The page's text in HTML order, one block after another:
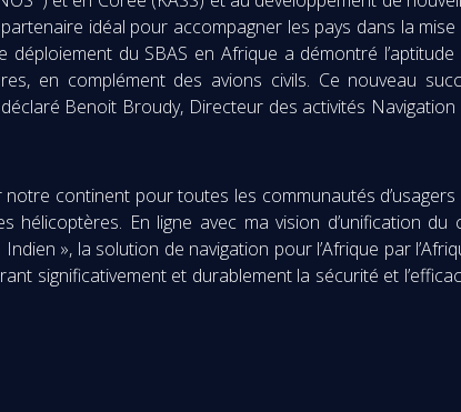
idéal pour accompagner les pays dans la mise
du SBAS en Afrique a démontré l’aptitude
en complément des avions civils. Ce nouveau
Benoit Broudy, Directeur des activités Navigation
notre continent pour toutes les communautés d’usagers
hélicoptères. En ligne avec ma vision d’unification du
», la solution de navigation pour l’Afrique par
significativement et durablement la sécurité et